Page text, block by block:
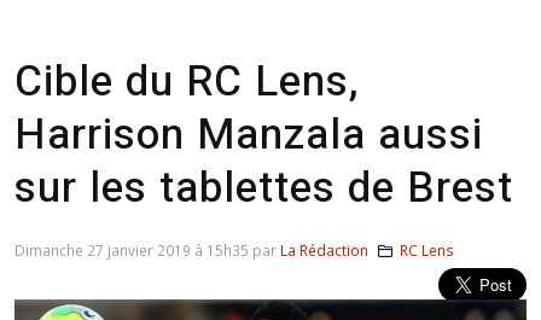
Cible du RC Lens,
Harrison Manzala aussi
sur les tablettes de Brest
Dimanche 27 janvier 2019 à 15h35 par La Rédaction RC Lens